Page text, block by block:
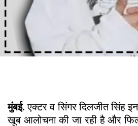
मुंबई.एक्टर व सिंगर दिलजीत सिंह
खूब आलोचना की जा रही है और